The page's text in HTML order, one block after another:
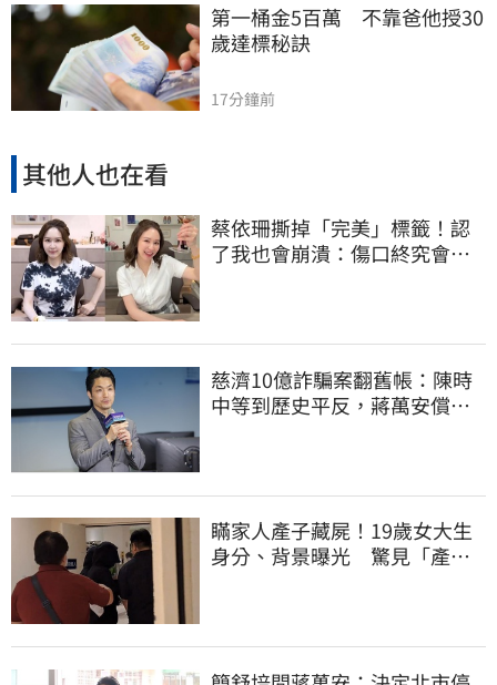
第一桶金5百萬　不靠爸他授30
歲達標秘訣
17分鐘前
其他人也在看
蔡依珊撕掉「完美」標籤！認
了我也會崩潰：傷口終究會癒
慈濟10億詐騙案翻舊帳：陳時
中等到歷史平反，蔣萬安償還
瞞家人產子藏屍！19歲女大生
身分、背景曝光 驚見「產檢